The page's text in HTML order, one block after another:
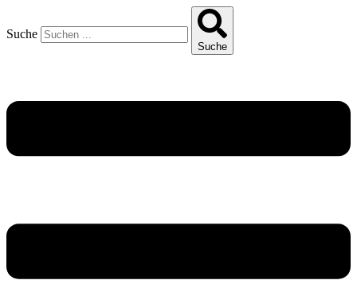
Suche
Suche